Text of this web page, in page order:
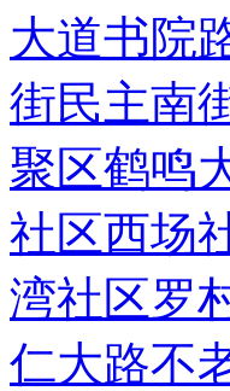
大道书院
街民主南
聚区鹤鸣
社区西场
湾社区罗
仁大路不